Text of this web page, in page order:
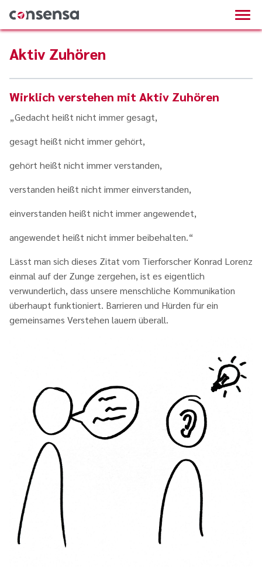
Aktiv Zuhören
Wirklich verstehen mit Aktiv Zuhören
„Gedacht heißt nicht immer gesagt,
gesagt heißt nicht immer gehört,
gehört heißt nicht immer verstanden,
verstanden heißt nicht immer einverstanden,
einverstanden heißt nicht immer angewendet,
angewendet heißt nicht immer beibehalten.“
Lässt man sich dieses Zitat vom Tierforscher Konrad Lorenz
einmal auf der Zunge zergehen, ist es eigentlich
verwunderlich, dass unsere menschliche Kommunikation
überhaupt funktioniert. Barrieren und Hürden für ein
gemeinsames Verstehen lauern überall.